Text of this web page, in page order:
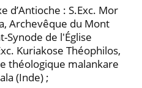
d’Antioche : S.Exc. Mor
Archevêque du Mont
Synode de l'Église
Kuriakose Théophilos,
théologique malankare
(Inde) ;